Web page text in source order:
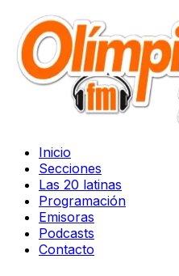
Inicio
Secciones
Las 20 latinas
Programación
Emisoras
Podcasts
Contacto